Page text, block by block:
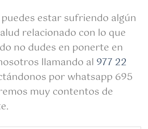
estar sufriendo algún
relacionado con lo que
no dudes en ponerte en
llamando al 977 22
por whatsapp 695
muy contentos de